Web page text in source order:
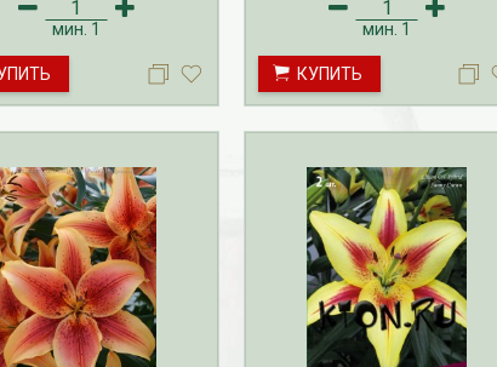
с октября по
Доставка лилий
ОСЕНЬ на лилии
с июня по
Доставка лилий
с августа по
мин. 1
Прием заказов ОСЕНЬ на лилии
осуществляется с июня по
производится с августа по
ноябрь.
мин. 1
КУПИТЬ